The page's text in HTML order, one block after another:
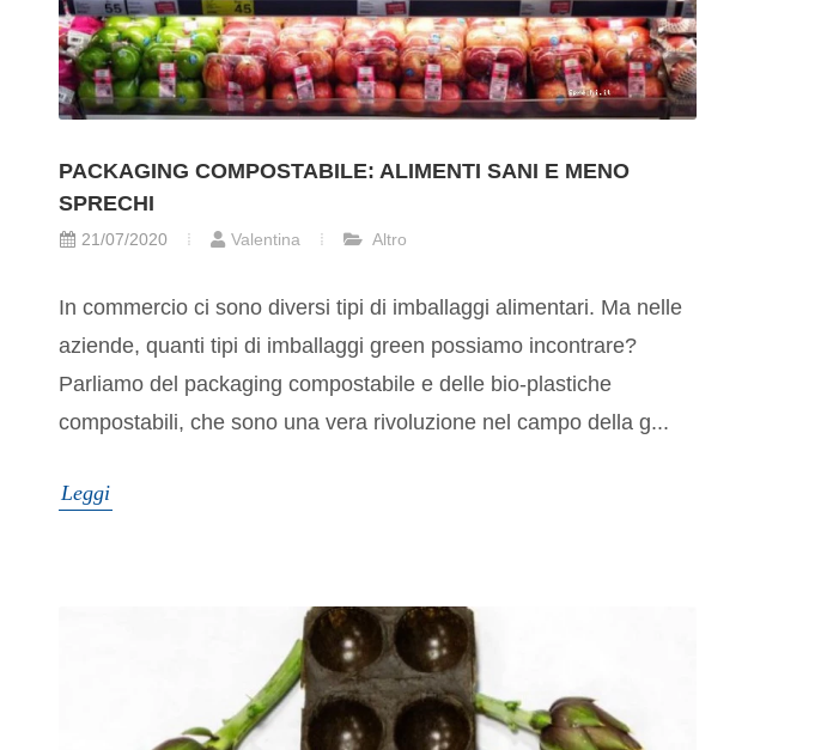
PACKAGING COMPOSTABILE: ALIMENTI SANI E MENO
SPRECHI
21/07/2020 Valentina Altro
In commercio ci sono diversi tipi di imballaggi alimentari. Ma nelle
aziende, quanti tipi di imballaggi green possiamo incontrare?
Parliamo del packaging compostabile e delle bio-plastiche
compostabili, che sono una vera rivoluzione nel campo della g...
Leggi